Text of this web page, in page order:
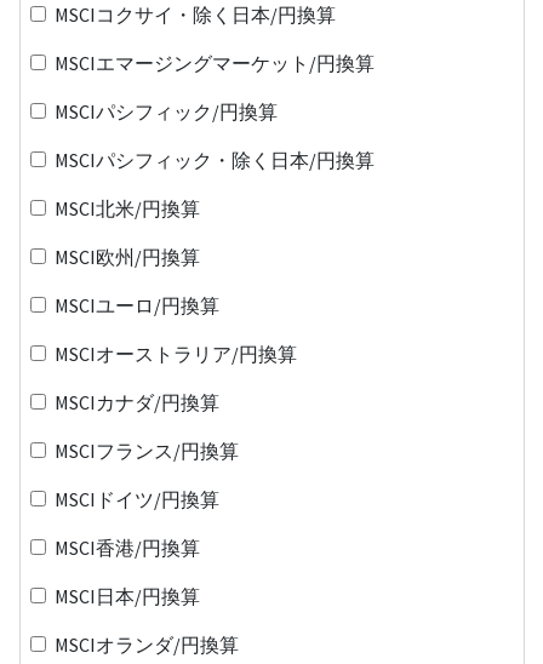
MSCIコクサイ・除く日本/円換算
MSCIエマージングマーケット/円換算
MSCIパシフィック/円換算
MSCIパシフィック・除く日本/円換算
MSCI北米/円換算
MSCI欧州/円換算
MSCIユーロ/円換算
MSCIオーストラリア/円換算
MSCIカナダ/円換算
MSCIフランス/円換算
MSCIドイツ/円換算
MSCI香港/円換算
MSCI日本/円換算
MSCIオランダ/円換算